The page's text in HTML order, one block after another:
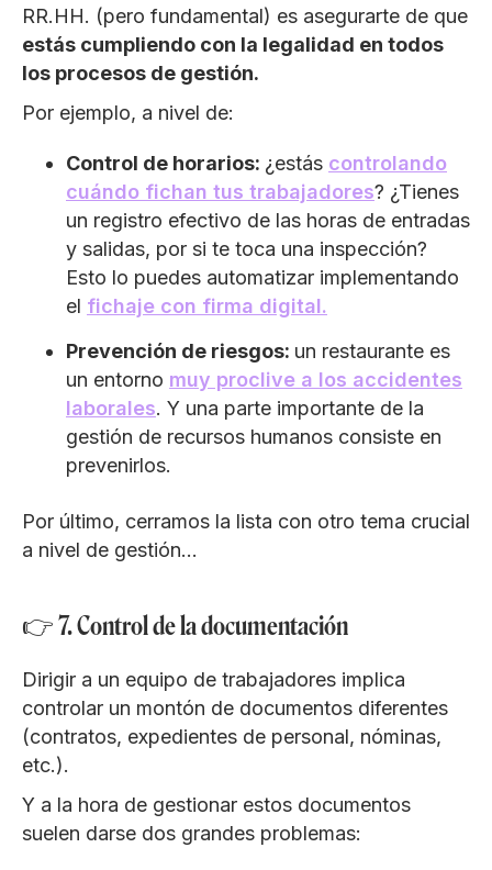
RR.HH. (pero fundamental) es asegurarte de que
estás cumpliendo con la legalidad en todos
los procesos de gestión.
Por ejemplo, a nivel de:
Control de horarios: ¿estás controlando
cuándo fichan tus trabajadores? ¿Tienes
un registro efectivo de las horas de entradas
y salidas, por si te toca una inspección?
Esto lo puedes automatizar implementando
el fichaje con firma digital.
Prevención de riesgos: un restaurante es
un entorno muy proclive a los accidentes
laborales. Y una parte importante de la
gestión de recursos humanos consiste en
prevenirlos.
Por último, cerramos la lista con otro tema crucial
a nivel de gestión...
👉 7. Control de la documentación
Dirigir a un equipo de trabajadores implica
controlar un montón de documentos diferentes
(contratos, expedientes de personal, nóminas,
etc.).
Y a la hora de gestionar estos documentos
suelen darse dos grandes problemas: